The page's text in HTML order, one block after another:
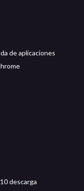
de aplicaciones
descarga